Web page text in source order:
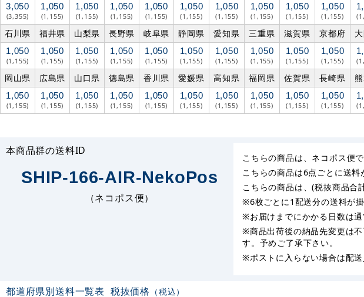
3,050
(3,355)
1,050
(1,155)
1,050
(1,155)
1,050
(1,155)
1,050
(1,155)
1,050
(1,155)
1,050
(1,155)
1,050
(1,155)
1,050
(1,155)
1,050
(1,155)
石川県 福井県 山梨県 長野県 岐阜県 静岡県 愛知県 三重県 滋賀県 京都府
1,050
(1,155)
1,050
(1,155)
1,050
(1,155)
1,050
(1,155)
1,050
(1,155)
1,050
(1,155)
1,050
(1,155)
1,050
(1,155)
1,050
(1,155)
1,050
(1,155)
岡山県 広島県 山口県 徳島県 香川県 愛媛県 高知県 福岡県 佐賀県 長崎県
1,050
(1,155)
1,050
(1,155)
1,050
(1,155)
1,050
(1,155)
1,050
(1,155)
1,050
(1,155)
1,050
(1,155)
1,050
(1,155)
1,050
(1,155)
1,050
(1,155)
本商品群の送料ID
SHIP-166-AIR-NekoPos
（ネコポス便）
こちらの商品は、ネコポス便
こちらの商品は6点ごとに送料
こちらの商品は、(税抜商品合
※6枚ごとに1配送分の送料が掛
※お届けまでにかかる日数は通
※商品出荷後の納品先変更は
す。予めご了承下さい。
※ポストに入らない場合は配送
都道府県別送料一覧表 税抜価格 （税込）